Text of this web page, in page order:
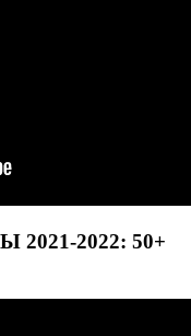
2022: 50+